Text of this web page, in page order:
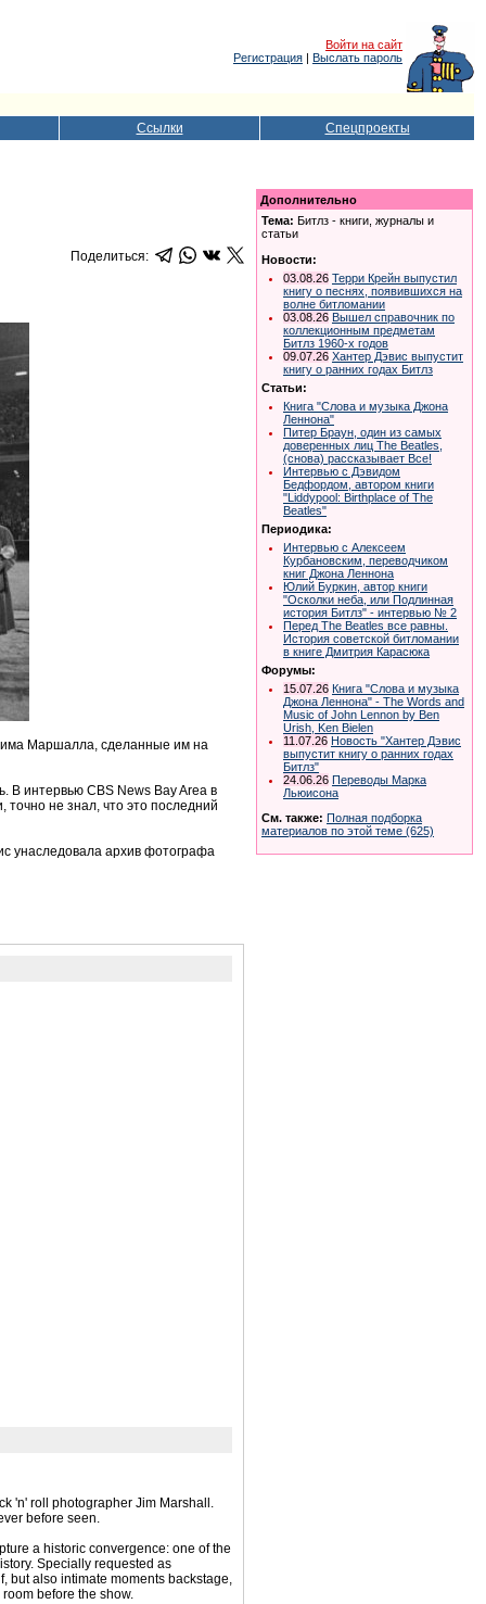
Войти на сайт
Регистрация | Выслать пароль
Ссылки Спецпроекты
Поделиться:
Маршалла, сделанные им на
В интервью CBS News Bay Area в
точно не знал, что это последний
унаследовала архив фотографа
'n' roll photographer Jim Marshall.
before seen.
a historic convergence: one of the
Specially requested as
but also intimate moments backstage,
before the show.
Дополнительно
Тема: Битлз - книги, журналы и
статьи
Новости:
03.08.26 Терри Крейн выпустил
книгу о песнях, появившихся на
волне битломании
03.08.26 Вышел справочник по
коллекционным предметам
Битлз 1960-х годов
09.07.26 Хантер Дэвис выпустит
книгу о ранних годах Битлз
Статьи:
Книга "Слова и музыка Джона
Леннона"
Питер Браун, один из самых
доверенных лиц The Beatles,
(снова) рассказывает Все!
Интервью с Дэвидом
Бедфордом, автором книги
"Liddypool: Birthplace of The
Beatles"
Периодика:
Интервью с Алексеем
Курбановским, переводчиком
книг Джона Леннона
Юлий Буркин, автор книги
"Осколки неба, или Подлинная
история Битлз" - интервью № 2
Перед The Beatles все равны.
История советской битломании
в книге Дмитрия Карасюка
Форумы:
15.07.26 Книга "Слова и музыка
Джона Леннона" - The Words and
Music of John Lennon by Ben
Urish, Ken Bielen
11.07.26 Новость "Хантер Дэвис
выпустит книгу о ранних годах
Битлз"
24.06.26 Переводы Марка
Льюисона
См. также: Полная подборка
материалов по этой теме (625)